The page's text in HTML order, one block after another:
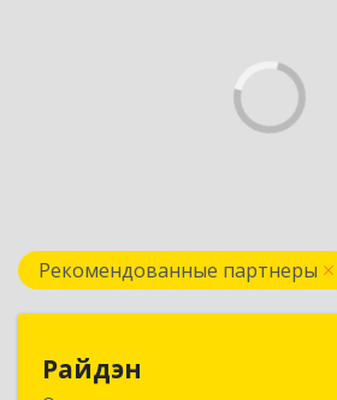
Рекомендованные партнеры
Райдэн